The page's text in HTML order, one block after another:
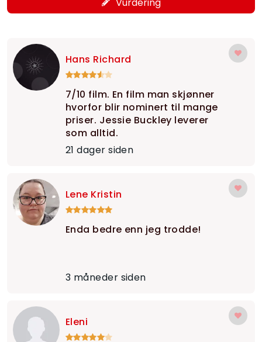
Hans Richard
7/10 film. En film man skjønner
hvorfor blir nominert til mange
priser. Jessie Buckley leverer
som alltid.
21 dager siden
Lene Kristin
Enda bedre enn jeg trodde!
3 måneder siden
Eleni